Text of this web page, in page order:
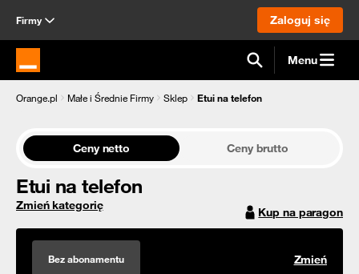
Firmy Zaloguj się
Strona główna Orange.pl Menu
Orange.pl Małe i Średnie Firmy Sklep Etui na telefon
Ceny netto Ceny brutto
Etui na telefon
Zmień kategorię Kup na paragon
Bez abonamentu Zmień